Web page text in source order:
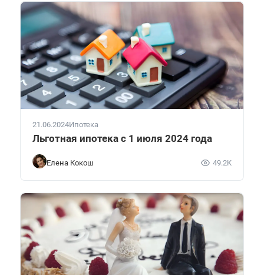
21.06.2024Ипотека
Льготная ипотека с 1 июля 2024 года
Елена Кокош 49.2K